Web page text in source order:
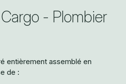
- Plombier
entièrement assemblé en
de :